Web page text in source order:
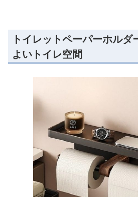
トイレットペーパーホル
よいトイレ空間